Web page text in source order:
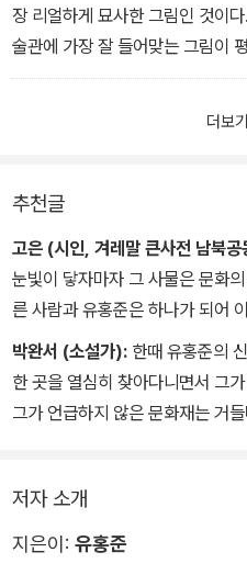
장 리얼하게 묘사한 그림인 것이
술관에 가장 잘 들어맞는 그림이
가 있다는 헛소리를 내던지게 하
더보기
추천글
고은 (시인, 겨레말 큰사전 남북
눈빛이 닿자마자 그 사물은 문화
른 사람과 유홍준은 하나가 되어
로 채우고 있다.
박완서 (소설가): 한때 유홍준의
한 곳을 열심히 찾아다니면서 그
그가 언급하지 않은 문화재는 거
저자 소개
지은이: 유홍준